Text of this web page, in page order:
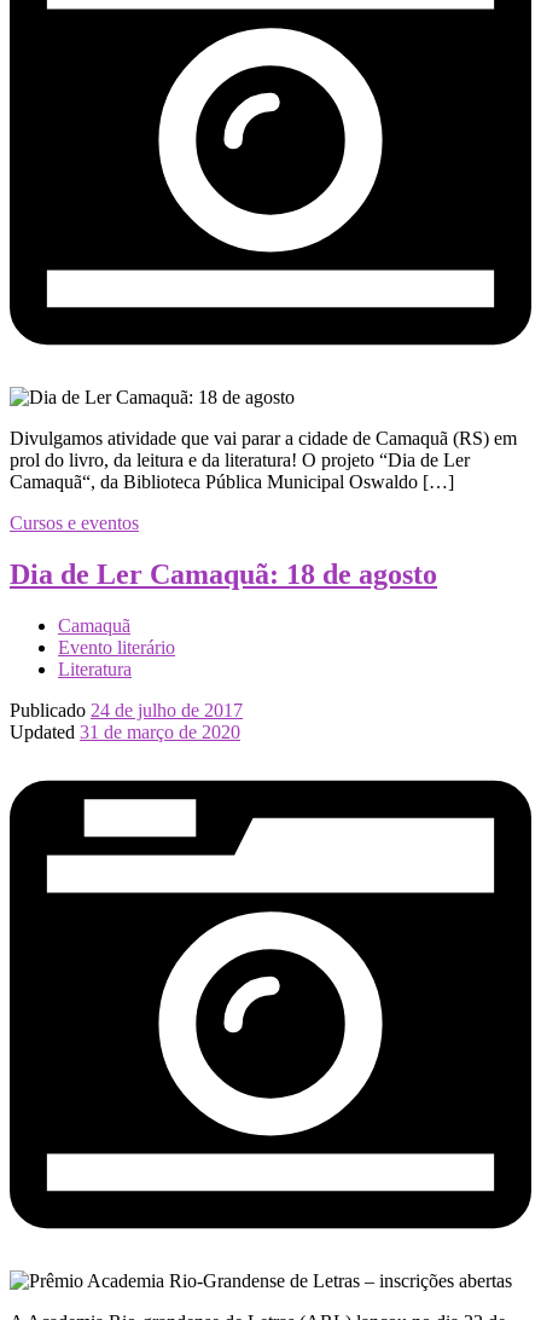
Divulgamos atividade que vai parar a cidade de Camaquã (RS) em
prol do livro, da leitura e da literatura! O projeto “Dia de Ler
Camaquã“, da Biblioteca Pública Municipal Oswaldo […]
Cursos e eventos
Dia de Ler Camaquã: 18 de agosto
Camaquã
Evento literário
Literatura
Publicado 24 de julho de 2017
Updated 31 de março de 2020